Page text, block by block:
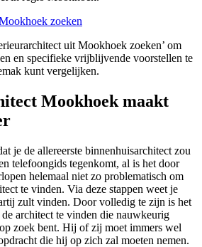
zoeken
uit Mookhoek zoeken’ om
en specifieke vrijblijvende voorstellen te
kunt vergelijken.
Mookhoek maakt
je de allereerste binnenhuisarchitect zou
telefoongids tegenkomt, al is het door
helemaal niet zo problematisch om
te vinden. Via deze stappen weet je
zult vinden. Door volledig te zijn is het
architect te vinden die nauwkeurig
zoek bent. Hij of zij moet immers wel
die hij op zich zal moeten nemen.